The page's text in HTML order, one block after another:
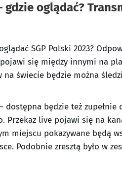
gdzie oglądać?
SGP Polski 2023?
się między innymi na
na świecie będzie można
dostępna będzie też
Przekaz live pojawi się na
miejscu pokazywane będą
Podobnie zresztą było w